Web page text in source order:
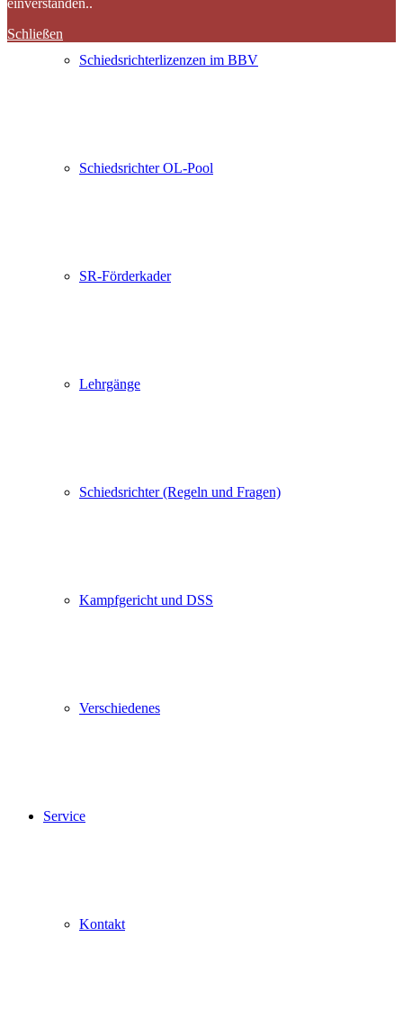
Schiedsrichterlizenzen im BBV
Schiedsrichter OL-Pool
SR-Förderkader
Lehrgänge
Schiedsrichter (Regeln und Fragen)
Kampfgericht und DSS
Verschiedenes
Service
Kontakt
einverstanden..
Schließen